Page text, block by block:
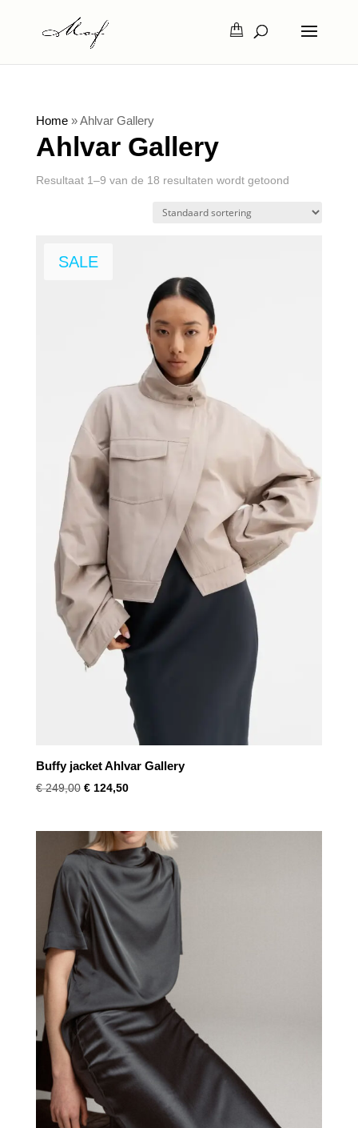
Home»Ahlvar Gallery
Ahlvar Gallery
Resultaat 1–9 van de 18 resultaten wordt getoond
SALE
Buffy jacket Ahlvar Gallery
€249,00 Oorspronkelijke
€ 249,00.
€124,50Huidige
€ 124,50.